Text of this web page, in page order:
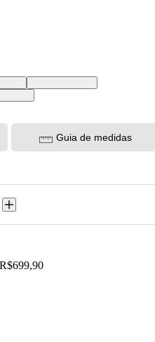
P BRM USA | M BR
BR
Guia de medidas